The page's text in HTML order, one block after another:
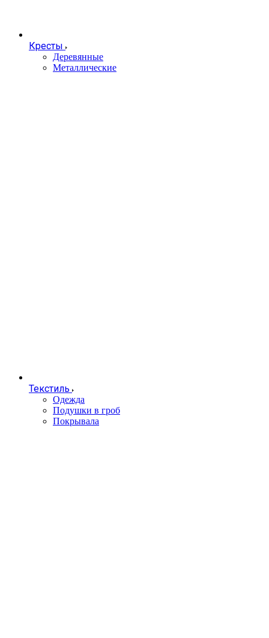
Кресты
Деревянные
Металлические
Текстиль
Одежда
Подушки в гроб
Покрывала